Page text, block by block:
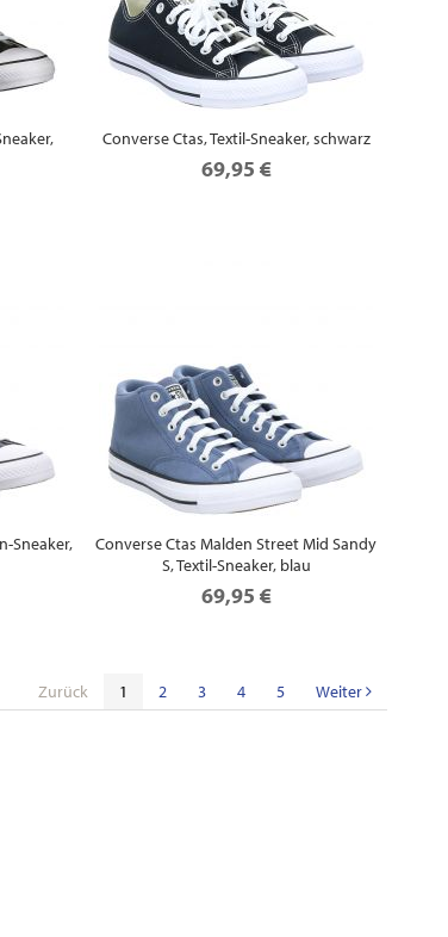
Converse Ctas, Textil-Sneaker, schwarz
69,95 €
Sneaker,
Converse Ctas Malden Street Mid Sandy
S, Textil-Sneaker, blau
69,95 €
Zurück 1 2 3 4 5 Weiter